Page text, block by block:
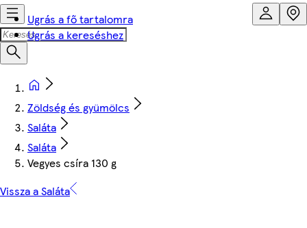
Ugrás a fő tartalomra
Ugrás a kereséshez
Zöldség és gyümölcs
Saláta
Saláta
Vegyes csíra 130 g
Vissza a Saláta